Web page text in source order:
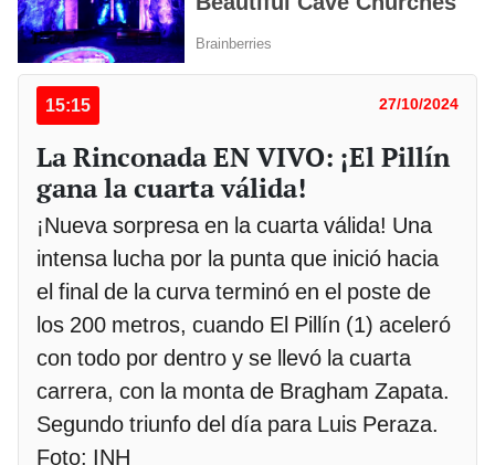
15:15 27/10/2024
La Rinconada EN VIVO: ¡El Pillín
gana la cuarta válida!
¡Nueva sorpresa en la cuarta válida! Una
intensa lucha por la punta que inició hacia
el final de la curva terminó en el poste de
los 200 metros, cuando El Pillín (1) aceleró
con todo por dentro y se llevó la cuarta
carrera, con la monta de Bragham Zapata.
Segundo triunfo del día para Luis Peraza.
Foto: INH